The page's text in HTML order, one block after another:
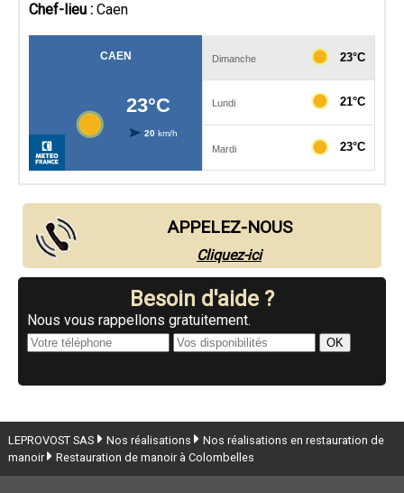
Chef-lieu : Caen
APPELEZ-NOUS
Cliquez-ici
Besoin d'aide ?
Nous vous rappellons gratuitement.
LEPROVOST SAS Nos réalisations
Nos réalisations en restauration de
manoir
Restauration de manoir à Colombelles